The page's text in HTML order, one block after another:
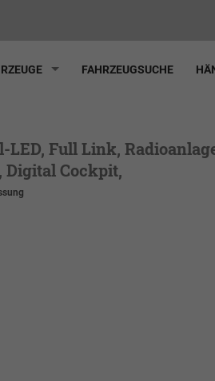
FAHRZEUGSUCHE
LED, Full Link,
Digital Cockpit,